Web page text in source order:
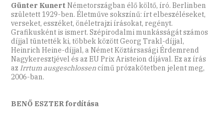
Günter Kunert Németországban élő költő, író. Berlinben
született 1929-ben. Életműve sokszínű: írt elbeszéléseket,
verseket, esszéket, önéletrajzi írásokat, regényt.
Grafikusként is ismert. Szépirodalmi munkásságát számos
díjjal tüntették ki, többek között Georg Trakl-díjjal,
Heinrich Heine-díjjal, a Német Köztársasági Érdemrend
Nagykeresztjével és az EU Prix Aristeion díjával. Ez az írás
az Irrtum ausgeschlossencímű prózakötetben jelent meg,
2006-ban.
BENŐ ESZTER fordítása